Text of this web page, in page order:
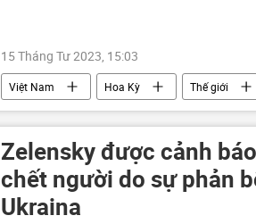
15 Tháng Tư 2023, 15:03
Việt Nam Hoa Kỳ Thế giới
Bộ Ngoại giao Mỹ
Kinh tế
Zelensky được cảnh
chết người do sự phản
Ukraina